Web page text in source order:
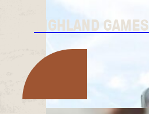
HIGHLAND GAMES